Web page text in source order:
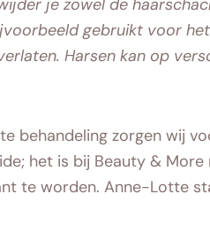
je zowel de
gebruikt voor
Harsen kan op
behandeling zorgen wij
het is bij Beauty &
te worden. Anne-Lotte